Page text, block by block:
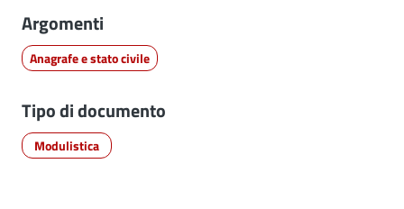
Argomenti
Anagrafe e stato civile
Tipo di documento
Modulistica